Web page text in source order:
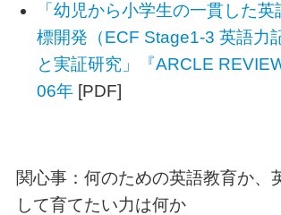
「幼児から小学生の一貫した英
標開発（ECF Stage1-3 英語力
と実証研究」『ARCLE
06年 [PDF]
関心事：何のための英語教育か、
して育てたい力は何か